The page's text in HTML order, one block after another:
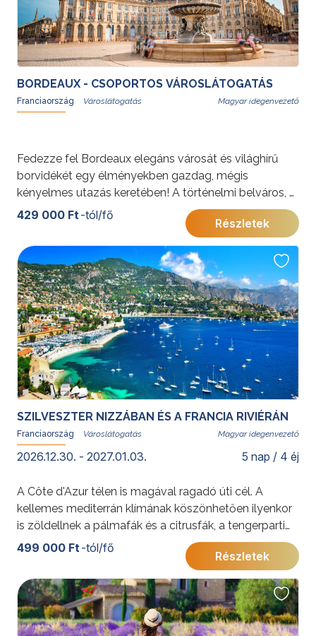
BORDEAUX - CSOPORTOS VÁROSLÁTOGATÁS
Franciaország Magyar idegenvezető
Fedezze fel Bordeaux elegáns városát és világhírű
borvidékét egy élményekben gazdag, mégis
kényelmes utazás keretében! A történelmi belváros, a
pezsgő piacok és az UNESCO Világörökség részét
képező látnivalók mellett bepillantást nyerhet a
borkultúra titkaiba is.
További érdekességekért Franciaországról kattintson
ide.
429 000 Ft-tól/fő
Részletek
SZILVESZTER NIZZÁBAN ÉS A FRANCIA RIVIÉRÁN
Franciaország Magyar idegenvezető
2026.12.30. - 2027.01.03. 5 nap / 4 éj
A Côte d'Azur télen is magával ragadó úti cél. A
kellemes mediterrán klímának köszönhetően ilyenkor
is zöldellnek a pálmafák és a citrusfák, a tengerparti
sétányokat ünnepi fények díszítik, a történelmi
városközpontokat pedig karácsonyi vásárok és
adventi hangulat tölti meg. Az utazás során Nizza
mellett a Francia Riviéra legszebb települései –
Monaco, Menton, Antibes, Cannes és a középkori Eze
– is felkereshetők, így a néhány napos szilveszteri
499 000 Ft-tól/fő
Részletek